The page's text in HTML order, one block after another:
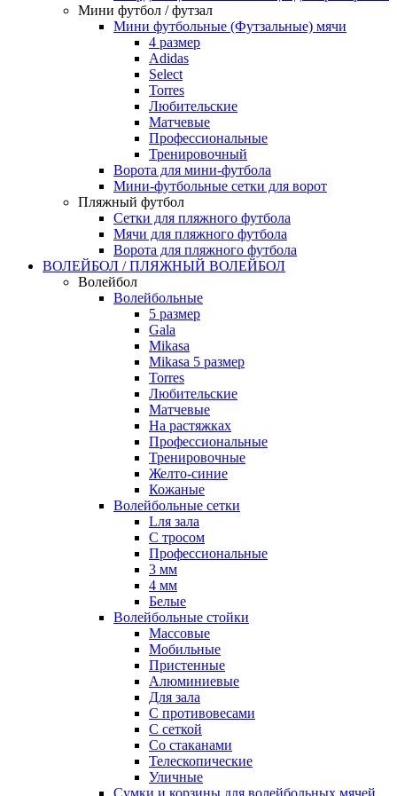
Мини футбол / футзал
Мини футбольные (Футзальные) мячи
4 размер
Adidas
Select
Torres
Любительские
Матчевые
Профессиональные
Тренировочный
Ворота для мини-футбола
Мини-футбольные сетки для ворот
Пляжный футбол
Сетки для пляжного футбола
Мячи для пляжного футбола
Ворота для пляжного футбола
ВОЛЕЙБОЛ / ПЛЯЖНЫЙ ВОЛЕЙБОЛ
Волейбол
Волейбольные
5 размер
Gala
Mikasa
Mikasa 5 размер
Torres
Любительские
Матчевые
На растяжках
Профессиональные
Тренировочные
Желто-синие
Кожаные
Волейбольные сетки
Lля зала
C тросом
Профессиональные
3 мм
4 мм
Белые
Волейбольные стойки
Массовые
Мобильные
Пристенные
Алюминиевые
Для зала
С противовесами
С сеткой
Со стаканами
Телескопические
Уличные
Сумки и корзины для волейбольных мячей